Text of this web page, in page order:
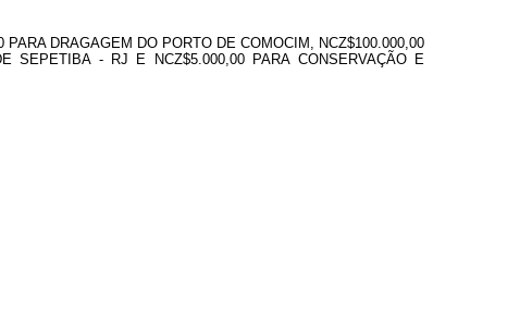
DRAGAGEM DO PORTO DE COMOCIM, NCZ$100.000,00
SEPETIBA - RJ E NCZ$5.000,00 PARA CONSERVAÇÃO E